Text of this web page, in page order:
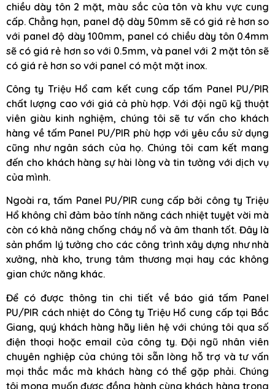
chiều dày tôn 2 mặt, màu sắc của tôn và khu vực cung
cấp. Chẳng hạn, panel độ dày 50mm sẽ có giá rẻ hơn so
với panel độ dày 100mm, panel có chiều dày tôn 0.4mm
sẽ có giá rẻ hơn so với 0.5mm, và panel với 2 mặt tôn sẽ
có giá rẻ hơn so với panel có một mặt inox.
Công ty Triệu Hổ cam kết cung cấp tấm Panel PU/PIR
chất lượng cao với giá cả phù hợp. Với đội ngũ kỹ thuật
viên giàu kinh nghiệm, chúng tôi sẽ tư vấn cho khách
hàng về tấm Panel PU/PIR phù hợp với yêu cầu sử dụng
cũng như ngân sách của họ. Chúng tôi cam kết mang
đến cho khách hàng sự hài lòng và tin tưởng với dịch vụ
của mình.
Ngoài ra, tấm Panel PU/PIR cung cấp bởi công ty Triệu
Hổ không chỉ đảm bảo tính năng cách nhiệt tuyệt vời mà
còn có khả năng chống cháy nổ và âm thanh tốt. Đây là
sản phẩm lý tưởng cho các công trình xây dựng như nhà
xưởng, nhà kho, trung tâm thương mại hay các không
gian chức năng khác.
Để có được thông tin chi tiết về báo giá tấm Panel
PU/PIR cách nhiệt do Công ty Triệu Hổ cung cấp tại Bắc
Giang, quý khách hàng hãy liên hệ với chúng tôi qua số
điện thoại hoặc email của công ty. Đội ngũ nhân viên
chuyên nghiệp của chúng tôi sẵn lòng hỗ trợ và tư vấn
mọi thắc mắc mà khách hàng có thể gặp phải. Chúng
tôi mong muốn được đồng hành cùng khách hàng trong